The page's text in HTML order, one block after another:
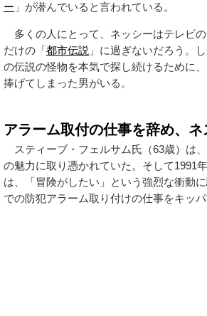
ー 」が潜んでいると言われている。
多くの人にとって、ネッシーはテレビ
だけの「都市伝説 」に過ぎないだろう。
の伝説の怪物を本気で探し続けるために
捧げてしまった男がいる。
アラーム取付の仕事を辞め、
スティーブ・フェルサム氏（63歳）は
の魅力に取り憑かれていた。そして1991
は、「冒険がしたい」という強烈な衝動
での防犯アラーム取り付けの仕事をキッパ